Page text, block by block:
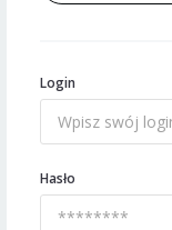
Login
Hasło